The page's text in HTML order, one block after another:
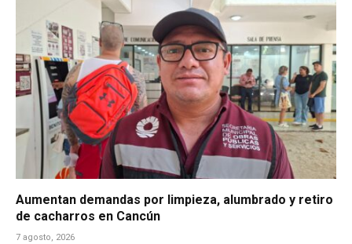
Aumentan demandas por limpieza, alumbrado y retiro
de cacharros en Cancún
7 agosto, 2026